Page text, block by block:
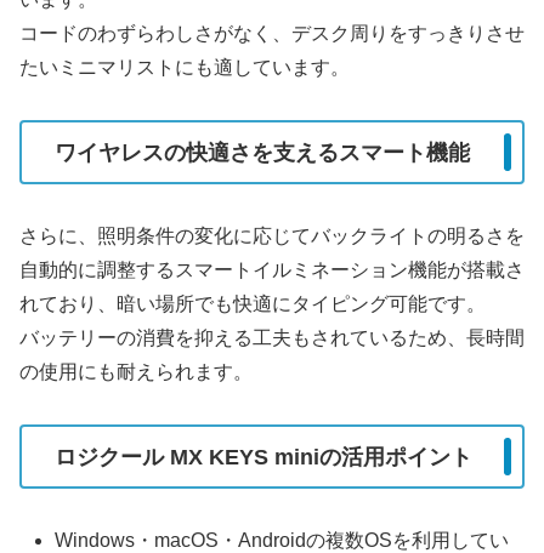
コードのわずらわしさがなく、デスク周りをすっきりさせ
たいミニマリストにも適しています。
ワイヤレスの快適さを支えるスマート機能
さらに、照明条件の変化に応じてバックライトの明るさを
自動的に調整するスマートイルミネーション機能が搭載さ
れており、暗い場所でも快適にタイピング可能です。
バッテリーの消費を抑える工夫もされているため、長時間
の使用にも耐えられます。
ロジクール MX KEYS miniの活用ポイント
Windows・macOS・Androidの複数OSを利用してい